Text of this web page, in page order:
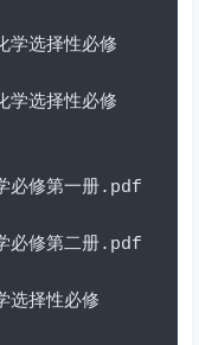
学选择性必修
学选择性必修
必修第一册. pdf
必修第二册. pdf
选择性必修